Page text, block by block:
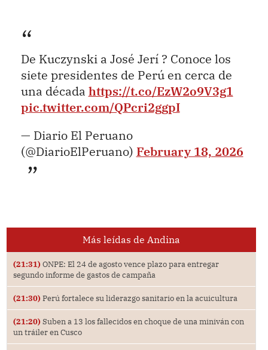
De Kuczynski a José Jerí ? Conoce los
siete presidentes de Perú en cerca de
una década https://t.co/EzW2o9V3g1
pic.twitter.com/QPcri2ggpI
— Diario El Peruano
(@DiarioElPeruano) February 18, 2026
Más leídas de Andina
(21:31) ONPE: El 24 de agosto vence plazo para entregar
segundo informe de gastos de campaña
(21:30) Perú fortalece su liderazgo sanitario en la acuicultura
(21:20) Suben a 13 los fallecidos en choque de una miniván con
un tráiler en Cusco